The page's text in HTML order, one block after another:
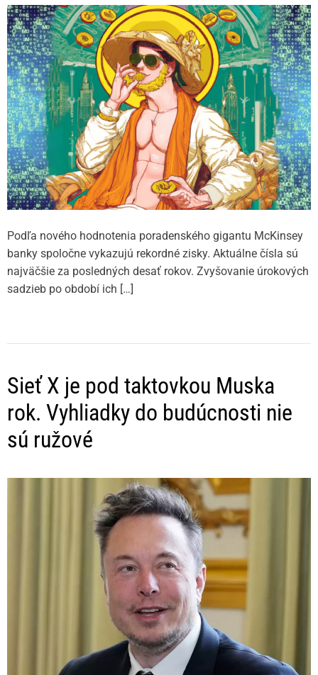
Podľa nového hodnotenia poradenského gigantu McKinsey
banky spoločne vykazujú rekordné zisky. Aktuálne čísla sú
najväčšie za posledných desať rokov. Zvyšovanie úrokových
sadzieb po období ich […]
Sieť X je pod taktovkou Muska
rok. Vyhliadky do budúcnosti nie
sú ružové